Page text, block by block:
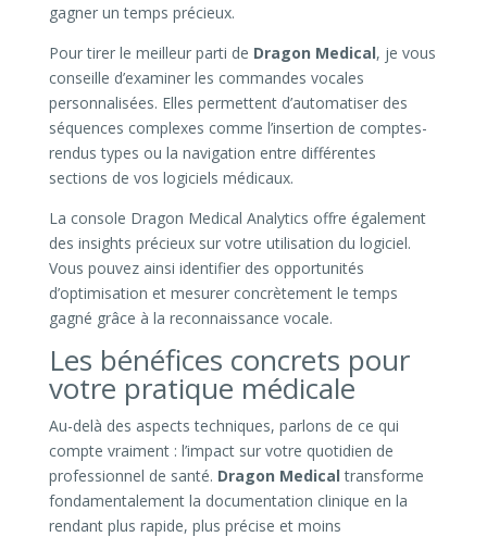
gagner un temps précieux.
Pour tirer le meilleur parti de Dragon Medical, je vous
conseille d’examiner les commandes vocales
personnalisées. Elles permettent d’automatiser des
séquences complexes comme l’insertion de comptes-
rendus types ou la navigation entre différentes
sections de vos logiciels médicaux.
La console Dragon Medical Analytics offre également
des insights précieux sur votre utilisation du logiciel.
Vous pouvez ainsi identifier des opportunités
d’optimisation et mesurer concrètement le temps
gagné grâce à la reconnaissance vocale.
Les bénéfices concrets pour
votre pratique médicale
Au-delà des aspects techniques, parlons de ce qui
compte vraiment : l’impact sur votre quotidien de
professionnel de santé. Dragon Medical transforme
fondamentalement la documentation clinique en la
rendant plus rapide, plus précise et moins